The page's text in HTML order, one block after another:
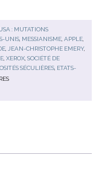
: MUTATIONS
UNIS MESSIANISME ,APPLE
JEAN-CHRISTOPHE EMERY,
,XEROX ,SOCIÉTÉ DE
SÉCULIÈRES ETATS-